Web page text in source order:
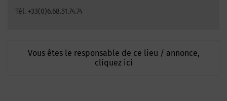
Tél. +33(0)6.68.51.74.74
Vous êtes le responsable de ce lieu / annonce,
cliquez ici